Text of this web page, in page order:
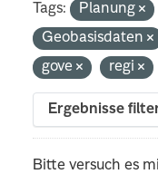
Tags: Planung
Geobasisdaten
gove
regi
Ergebnisse
Bitte versuch es